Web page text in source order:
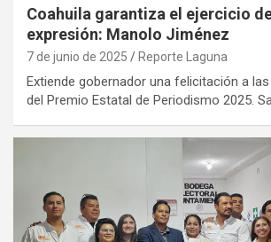
Coahuila garantiza el ejercicio
expresión: Manolo Jiménez
7 de junio de 2025 Reporte Laguna
Extiende gobernador una felicitación a
del Premio Estatal de Periodismo 2025.